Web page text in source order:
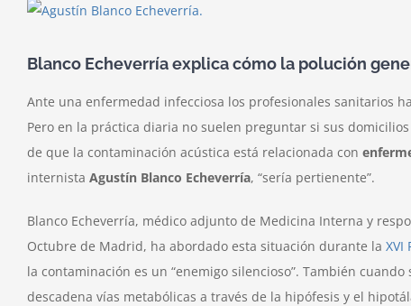
Ver
más
Blanco Echeverría explica cómo la polución
Ante una enfermedad infecciosa los profesionales sanitarios
Pero en la práctica diaria no suelen preguntar si sus
de que la contaminación acústica está relacionada con
internista Agustín Blanco Echeverría, “sería pertienente”.
Blanco Echeverría, médico adjunto de Medicina Interna y
Octubre de Madrid, ha abordado esta situación durante la XVI
la contaminación es un “enemigo silencioso”. También
descadena vías metabólicas a través de la hipófesis y el